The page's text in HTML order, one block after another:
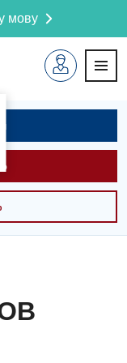
мову